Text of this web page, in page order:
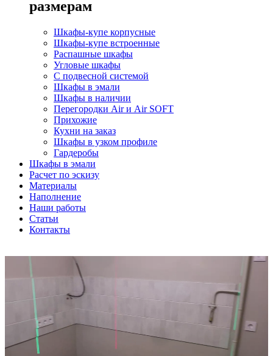
размерам
Шкафы-купе корпусные
Шкафы-купе встроенные
Распашные шкафы
Угловые шкафы
C подвесной системой
Шкафы в эмали
Шкафы в наличии
Перегородки Air и Air SOFT
Прихожие
Кухни на заказ
Шкафы в узком профиле
Гардеробы
Шкафы в эмали
Расчет по эскизу
Материалы
Наполнение
Наши работы
Статьи
Контакты